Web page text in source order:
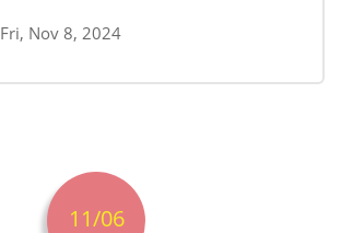
Fri, Nov 8, 2024
11/06